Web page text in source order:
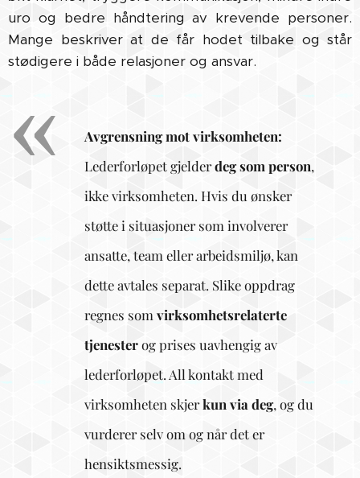
uro og bedre håndtering av krevende personer.
Mange beskriver at de får hodet tilbake og står
stødigere i både relasjoner og ansvar.
Avgrensning mot virksomheten:
Lederforløpet gjelderdeg som person,
ikke virksomheten. Hvis du ønsker
støtte i situasjoner som involverer
ansatte, team eller arbeidsmiljø, kan
dette avtales separat. Slike oppdrag
regnes som virksomhetsrelaterte
tjenesterog prises uavhengig av
lederforløpet. All kontakt med
virksomheten skjerkun via deg, og du
vurderer selv om og når det er
hensiktsmessig.